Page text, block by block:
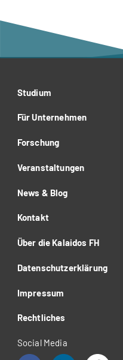
Studium
Für Unternehmen
Forschung
Veranstaltungen
News & Blog
Kontakt
Über die Kalaidos FH
Datenschutzerklärung
Impressum
Rechtliches
Social Media